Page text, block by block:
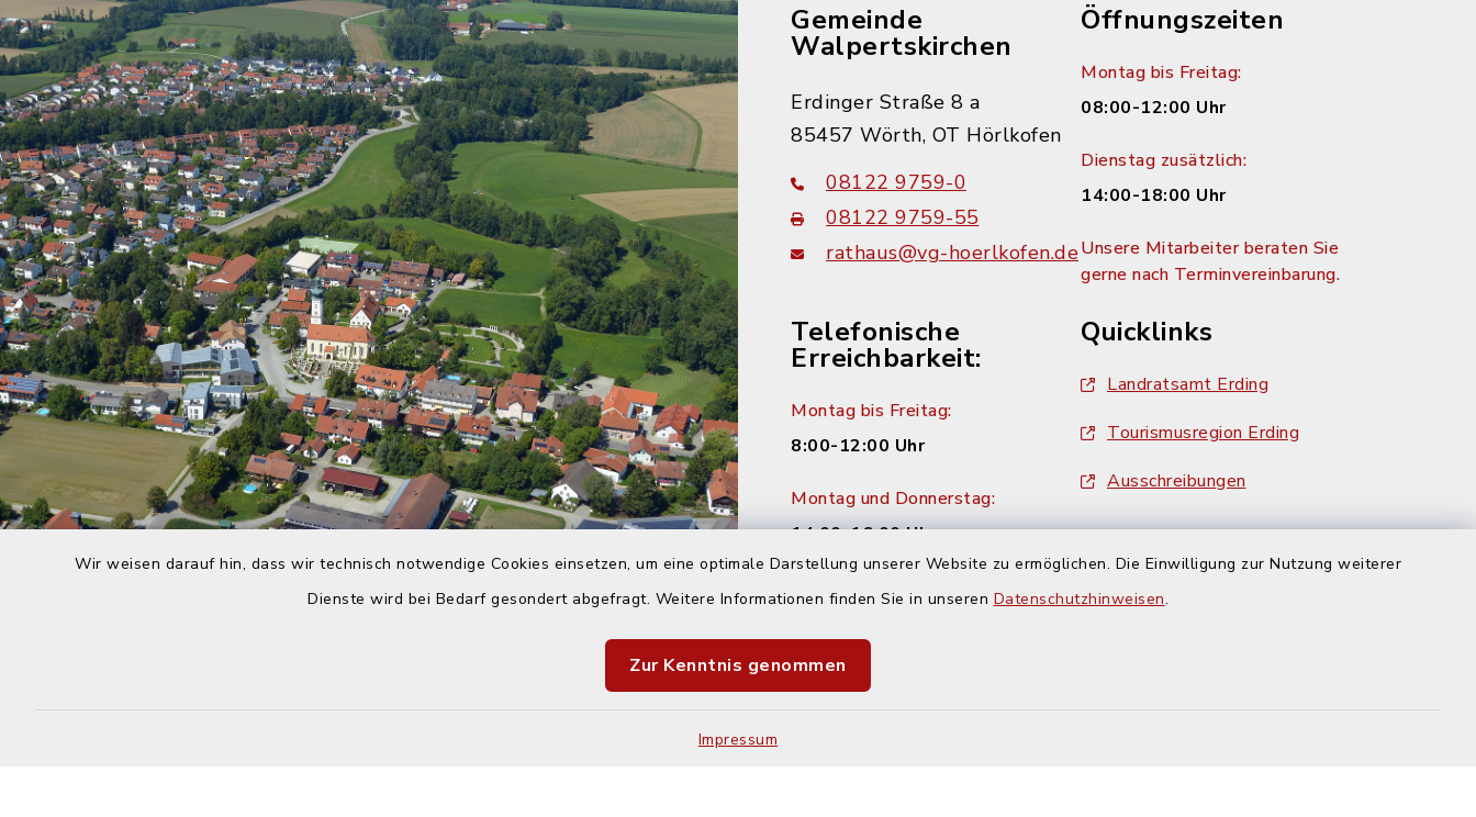
Wir weisen darauf hin, dass wir technisch notwendige Cookies einsetzen, um eine optimale Darstellung unserer Website zu ermöglichen. Die Einwilligung zur Nutzung weiterer
Dienste wird bei Bedarf gesondert abgefragt. Weitere Informationen finden Sie in unseren Datenschutzhinweisen.
Zur Kenntnis genommen
Impressum
Gemeinde
Walpertskirchen
Erdinger Straße 8 a
85457 Wörth, OT Hörlkofen
08122 9759-0
08122 9759-55
rathaus@vg-hoerlkofen.de
Öffnungszeiten
Montag bis Freitag:
08:00-12:00 Uhr
Dienstag zusätzlich:
14:00-18:00 Uhr
Unsere Mitarbeiter beraten Sie
gerne nach Terminvereinbarung.
Telefonische
Erreichbarkeit:
Montag bis Freitag:
8:00-12:00 Uhr
Montag und Donnerstag:
14:00-16:00 Uhr
Quicklinks
Landratsamt Erding
Tourismusregion Erding
Ausschreibungen